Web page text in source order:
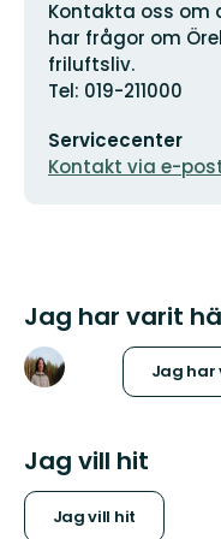
Adress
Kontakta oss om
har frågor om
friluftsliv.
Tel: 019-211000
postadress
Servicecenter
Kontakt via e-
Jag har varit
Jag har
Jag vill hit
Jag vill hit